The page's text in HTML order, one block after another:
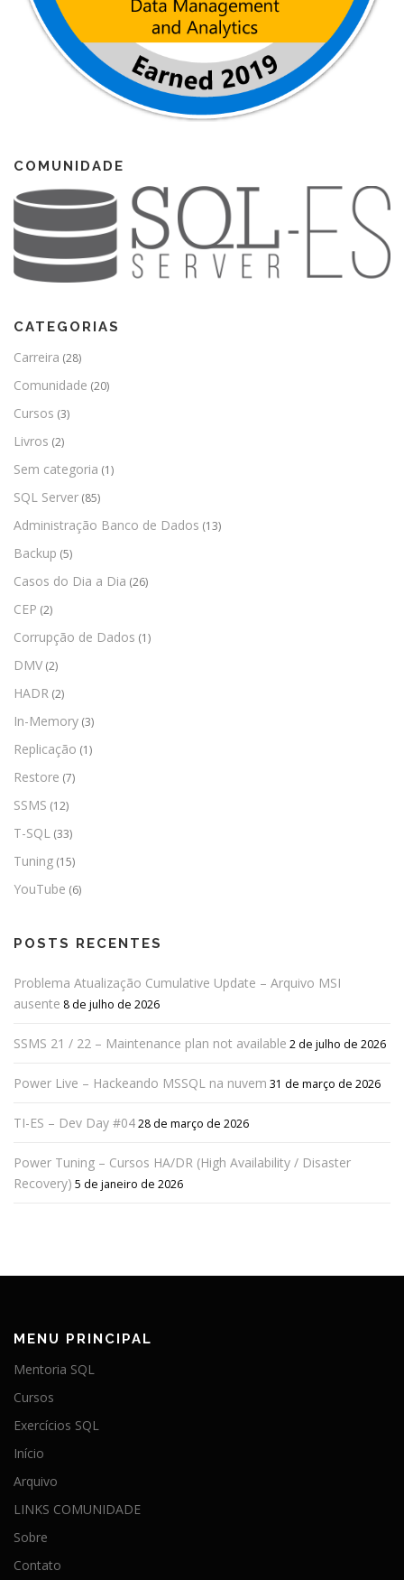
COMUNIDADE
CATEGORIAS
Carreira (28)
Comunidade (20)
Cursos (3)
Livros (2)
Sem categoria (1)
SQL Server (85)
Administração Banco de Dados (13)
Backup (5)
Casos do Dia a Dia (26)
CEP (2)
Corrupção de Dados (1)
DMV (2)
HADR (2)
In-Memory (3)
Replicação (1)
Restore (7)
SSMS (12)
T-SQL (33)
Tuning (15)
YouTube (6)
POSTS RECENTES
Problema Atualização Cumulative Update – Arquivo MSI
ausente 8 de julho de 2026
SSMS 21 / 22 – Maintenance plan not available 2 de julho de 2026
Power Live – Hackeando MSSQL na nuvem 31 de março de 2026
TI-ES – Dev Day #0428 de março de 2026
Power Tuning – Cursos HA/DR (High Availability / Disaster
Recovery) 5 de janeiro de 2026
MENU PRINCIPAL
Mentoria SQL
Cursos
Exercícios SQL
Início
Arquivo
LINKS COMUNIDADE
Sobre
Contato